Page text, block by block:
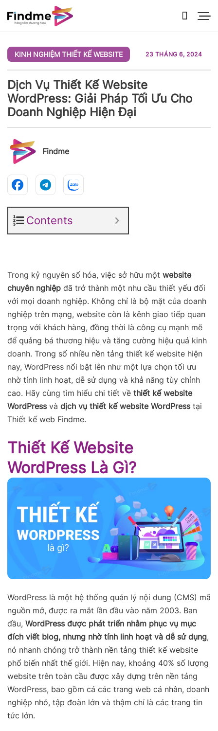
qua
nội
KINH NGHIỆM THIẾT KẾ WEBSITE 23 THÁNG 6, 2024
Dịch Vụ Thiết Kế Website
WordPress: Giải Pháp Tối Ưu Cho
Doanh Nghiệp Hiện Đại
Findme
Contents
Trong kỷ nguyên số hóa, việc sở hữu một website
chuyên nghiệp đã trở thành một nhu cầu thiết yếu đối
với mọi doanh nghiệp. Không chỉ là bộ mặt của doanh
nghiệp trên mạng, website còn là kênh giao tiếp quan
trọng với khách hàng, đồng thời là công cụ mạnh mẽ
để quảng bá thương hiệu và tăng cường hiệu quả kinh
doanh. Trong số nhiều nền tảng thiết kế website hiện
nay, WordPress nổi bật lên như một lựa chọn tối ưu
nhờ tính linh hoạt, dễ sử dụng và khả năng tùy chỉnh
cao. Hãy cùng tìm hiểu chi tiết về thiết kế website
WordPressvà dịch vụ thiết kế website WordPresstại
Thiết kế web Findme.
Thiết Kế Website
WordPress Là Gì?
WordPress là một hệ thống quản lý nội dung (CMS) mã
nguồn mở, được ra mắt lần đầu vào năm 2003. Ban
đầu, WordPress được phát triển nhằm phục vụ mục
đích viết blog, nhưng nhờ tính linh hoạt và dễ sử dụng,
nó nhanh chóng trở thành nền tảng thiết kế website
phổ biến nhất thế giới. Hiện nay, khoảng 40% số lượng
website trên toàn cầu được xây dựng trên nền tảng
WordPress, bao gồm cả các trang web cá nhân, doanh
nghiệp nhỏ, tập đoàn lớn và thậm chí là các trang tin
tức lớn.